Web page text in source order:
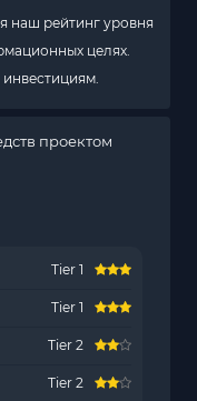
наш рейтинг уровня
целях.
проектом
Tier 1
Tier 1
Tier 2
Tier 2